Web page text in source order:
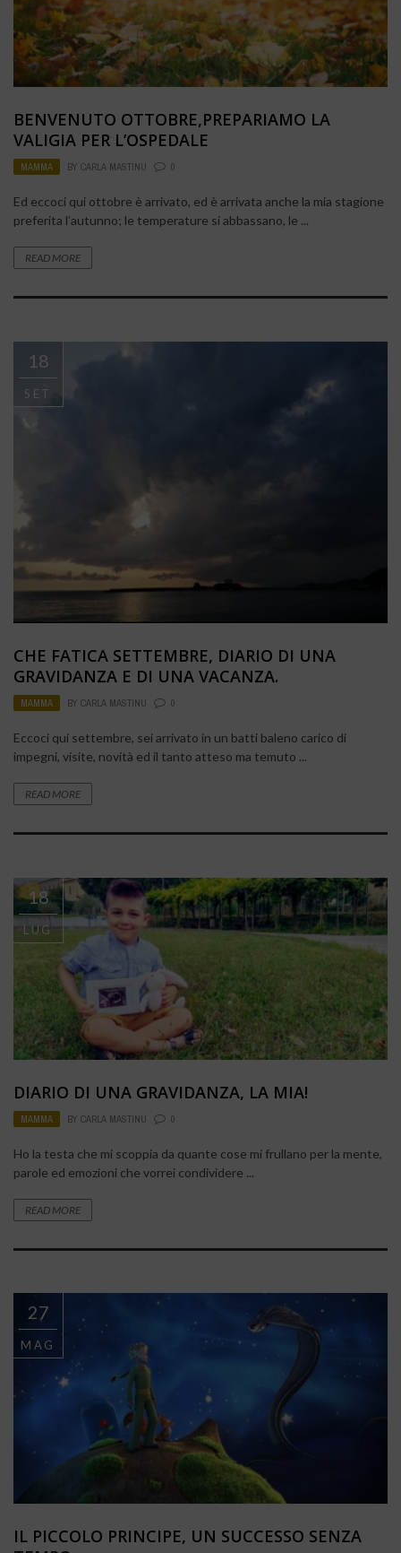
BENVENUTO OTTOBRE,PREPARIAMO LA
VALIGIA PER L’OSPEDALE
MAMMA BY CARLA MASTINU 0
Ed eccoci qui ottobre è arrivato, ed è arrivata anche la mia stagione
preferita l’autunno; le temperature si abbassano, le ...
READ MORE
18
SET
CHE FATICA SETTEMBRE, DIARIO DI UNA
GRAVIDANZA E DI UNA VACANZA.
MAMMA BY CARLA MASTINU 0
Eccoci qui settembre, sei arrivato in un batti baleno carico di
impegni, visite, novità ed il tanto atteso ma temuto ...
READ MORE
18
LUG
DIARIO DI UNA GRAVIDANZA, LA MIA!
MAMMA BY CARLA MASTINU 0
Ho la testa che mi scoppia da quante cose mi frullano per la mente,
parole ed emozioni che vorrei condividere ...
READ MORE
27
MAG
IL PICCOLO PRINCIPE, UN SUCCESSO SENZA